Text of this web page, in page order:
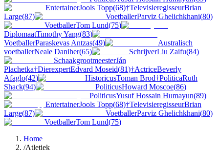
EntertainerJools Topp(68)†TelevisieregisseurBrian
Large(87) VoetballerParviz Ghelichkhani(80)
VoetballerTom Lund(75)
DiplomaatTimothy Yang(83)
VoetballerParaskevas Antzas(49)
Australisch
voetballerNeale Daniher(65) SchrijverLiu Zaifu(84)
SchaakgrootmeesterJán
Plachetka†DierexpertEdvard Moseid(81)†ActriceBeverly
Afaglo(42) HistoricusToman Brod†PoliticaRuth
Shack(94) PoliticusHoward Moscoe(86)
PoliticusYusuf Hossain Humayun(89)
EntertainerJools Topp(68)†TelevisieregisseurBrian
Large(87) VoetballerParviz Ghelichkhani(80)
VoetballerTom Lund(75)
Home
/Atletiek